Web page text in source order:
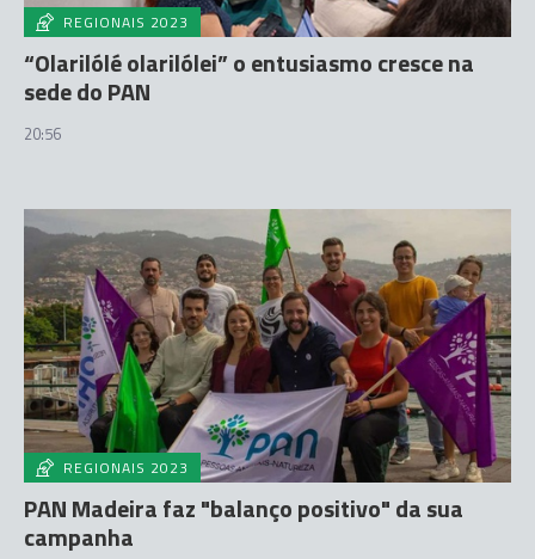
REGIONAIS 2023
“Olarilólé olarilólei” o entusiasmo cresce na
sede do PAN
20:56
REGIONAIS 2023
PAN Madeira faz "balanço positivo" da sua
campanha